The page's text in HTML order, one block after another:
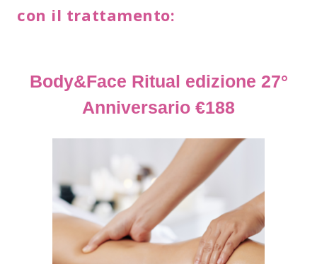
con il trattamento:
Body&Face Ritual edizione 27°
Anniversario €188